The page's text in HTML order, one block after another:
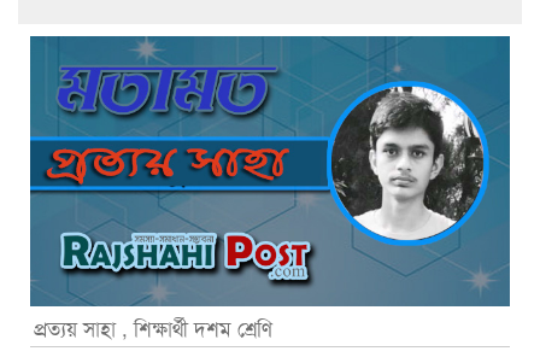
প্রত্যয় সাহা , শিক্ষার্থী দশম শ্রেণি